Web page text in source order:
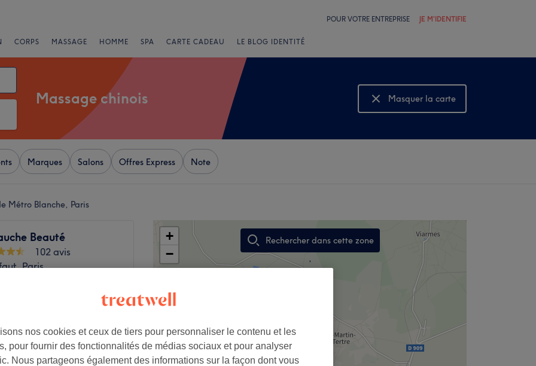
POUR VOTRE ENTREPRISE JE M'IDENTIFIE
CORPS MASSAGE HOMME SPA CARTE CADEAU LE BLOG IDENTITÉ
Massage chinois
Masquer la carte
Montrer la carte
Marques Salons Offres Express Note
Métro Blanche, Paris
Beauté
102 avis
Paris
à partir de 45 €
Économisez jusqu'à 25%
+
−
Rechercher dans cette zone
,
nos cookies et ceux de tiers pour personnaliser le contenu et les
pour fournir des fonctionnalités de médias sociaux et pour analyser
Nous partageons également des informations sur la façon dont vous